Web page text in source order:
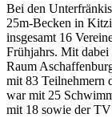
Bei den
25m-Becken in
insgesamt 16
Frühjahrs. Mit dabei
Raum
mit 83 Teilnehmern
war mit 25
mit 18 sowie der